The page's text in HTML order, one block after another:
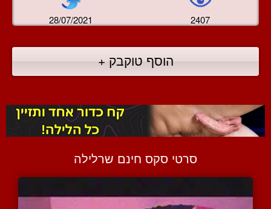
28/07/2021 2407
הוסף טוקבק +
סרטי סקס חינם שרלילה